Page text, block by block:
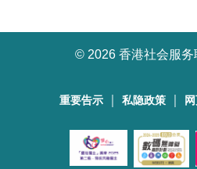
© 2026 香港社会服
重要告示 私隐政策